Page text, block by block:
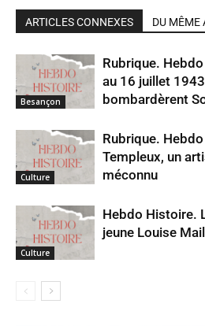
ARTICLES CONNEXES DU MÊME
Besançon
Rubrique.
au 16 juillet
bombardèrent
Culture
Rubrique.
Templeux, un
méconnu
Culture
Hebdo Histoire.
jeune Louise